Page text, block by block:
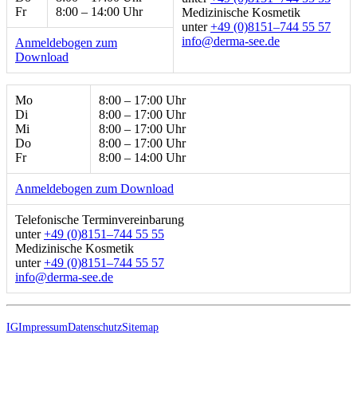
Fr
8:00 – 14:00 Uhr
Medizinische Kosmetik
unter+49 (0)8151–744 55 57
ed.ees-amred@ofni
Anmeldebogen zum
Download
Mo
Di
Mi
Do
Fr
8:00 – 17:00 Uhr
8:00 – 17:00 Uhr
8:00 – 17:00 Uhr
8:00 – 17:00 Uhr
8:00 – 14:00 Uhr
Anmeldebogen zum Download
Telefonische Terminvereinbarung
unter+49 (0)8151–744 55 55
Medizinische Kosmetik
unter+49 (0)8151–744 55 57
ed.ees-amred@ofni
IGImpressumDatenschutzSitemap